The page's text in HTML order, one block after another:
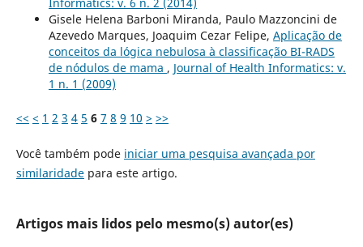
Gisele Helena Barboni Miranda, Paulo Mazzoncini de
Azevedo Marques, Joaquim Cezar Felipe, Aplicação de
conceitos da lógica nebulosa à classificação BI-RADS
de nódulos de mama , Journal of Health Informatics: v.
1 n. 1 (2009)
<< < 1 2 3 4 5 6 7 8 9 10 > >>
Você também pode iniciar uma pesquisa avançada por
similaridadepara este artigo.
Artigos mais lidos pelo mesmo(s) autor(es)